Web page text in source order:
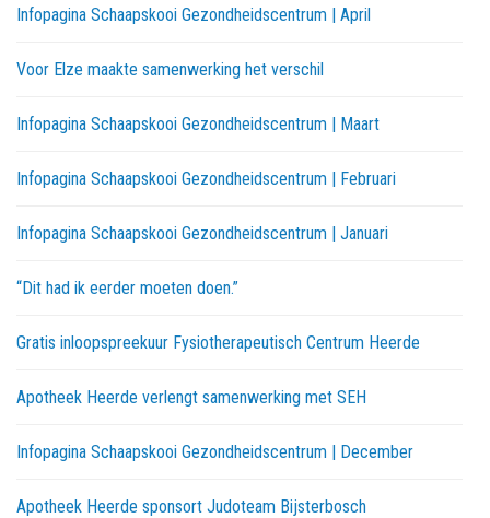
Infopagina Schaapskooi Gezondheidscentrum | April
Voor Elze maakte samenwerking het verschil
Infopagina Schaapskooi Gezondheidscentrum | Maart
Infopagina Schaapskooi Gezondheidscentrum | Februari
Infopagina Schaapskooi Gezondheidscentrum | Januari
“Dit had ik eerder moeten doen.”
Gratis inloopspreekuur Fysiotherapeutisch Centrum Heerde
Apotheek Heerde verlengt samenwerking met SEH
Infopagina Schaapskooi Gezondheidscentrum | December
Apotheek Heerde sponsort Judoteam Bijsterbosch